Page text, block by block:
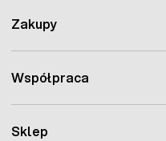
Sklep
Zakupy
Współpraca